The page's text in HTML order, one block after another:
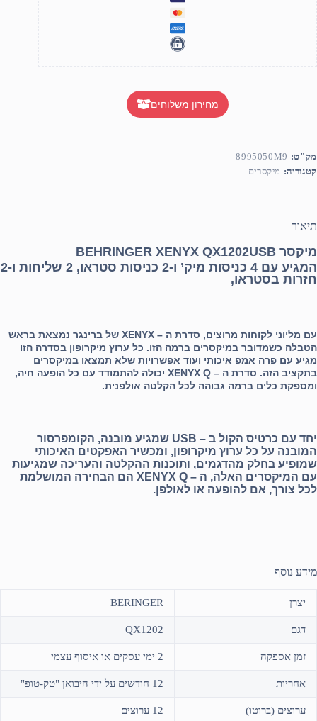
מחירון משלוחים
מק"ט: 8995050M9
קטגוריה: מיקסרים
תיאור
מיקסר BEHRINGER XENYX QX1202USB
המגיע עם 4 כניסות מיק’ ו-2 כניסות סטראו, 2 שליחות ו-2
חזרות בסטראו,
עם מליוני לקוחות מרוצים, סדרת ה – XENYX של ברינגר נמצאת בראש
הטבלה כשמדובר במיקסרים ברמה הזו. כל ערוץ מיקרופון בסדרה הזו
מגיע עם פרה אמפ איכותי ועוד אפשרויות שלא תמצאו במיקסרים
בתקציב הזה. סדרת ה – XENYX Q יכולה להתמודד עם כל הופעה חיה,
ומספקת כלים ברמה גבוהה לכל הקלטה אולפנית.
יחד עם כרטיס הקול ב – USB שמגיע מובנה, הקומפרסור
המובנה על כל ערוץ מיקרופון, ומכשיר האפקטים האיכותי
שמופיע בחלק מהדגמים, ותוכנות ההקלטה והעריכה שמגיעות
עם המיקסרים האלה, ה – XENYX Q הם הבחירה המושלמת
לכל צורך, אם להופעה או לאולפן.
מידע נוסף
יצרן BERINGER
דגם QX1202
זמן אספקה 2 ימי עסקים או איסוף עצמי
אחריות 12 חודשים על ידי היבואן "טק-טופ"
ערוצים (ברוטו) 12 ערוצים